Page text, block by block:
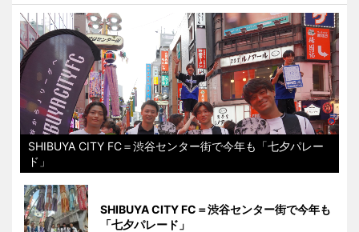
SHIBUYA CITY FC＝渋谷センター街で今年も「七夕パレー
ド」
SHIBUYA CITY FC＝渋谷センター街で今年も
「七夕パレード」